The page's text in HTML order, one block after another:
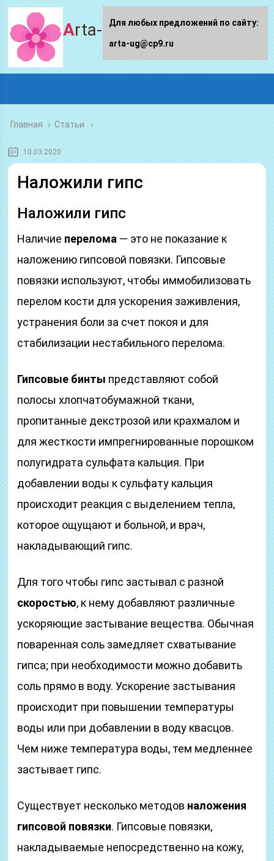
Arta-ug.ru
Главная › Статьи
10.03.2020
Наложили гипс
Наложили гипс
Наличие перелома — это не показание к
наложению гипсовой повязки. Гипсовые
повязки используют, чтобы иммобилизовать
перелом кости для ускорения заживления,
устранения боли за счет покоя и для
стабилизации нестабильного перелома.
Гипсовые бинты представляют собой
полосы хлопчатобумажной ткани,
пропитанные декстрозой или крахмалом и
для жесткости импрегнированные порошком
полугидрата сульфата кальция. При
добавлении воды к сульфату кальция
происходит реакция с выделением тепла,
которое ощущают и больной, и врач,
накладывающий гипс.
Для того чтобы гипс застывал с разной
скоростью, к нему добавляют различные
ускоряющие застывание вещества. Обычная
поваренная соль замедляет схватывание
гипса; при необходимости можно добавить
соль прямо в воду. Ускорение застывания
происходит при повышении температуры
воды или при добавлении в воду квасцов.
Чем ниже температура воды, тем медленнее
застывает гипс.
Существует несколько методов наложения
гипсовой повязки. Гипсовые повязки,
накладываемые непосредственно на кожу,
Для любых предложений по сайту:
arta-ug@cp9.ru